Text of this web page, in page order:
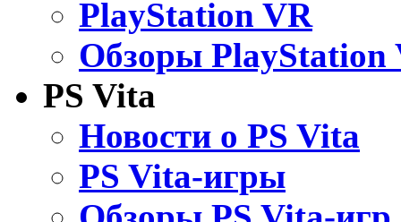
PlayStation VR
Обзоры PlayStation
PS Vita
Новости о PS Vita
PS Vita-игры